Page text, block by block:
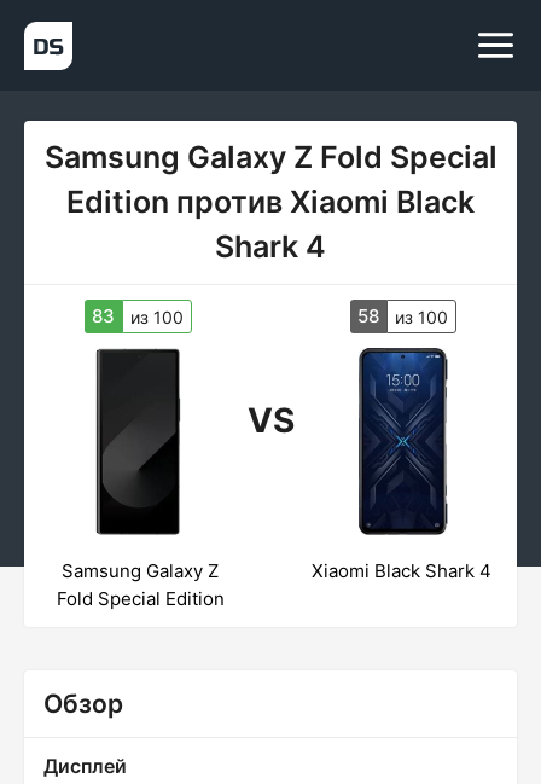
Samsung Galaxy Z Fold Special
Edition против Xiaomi Black
Shark 4
83 из 100
VS
58 из 100
Samsung Galaxy Z
Fold Special Edition
Xiaomi Black Shark 4
Обзор
Дисплей